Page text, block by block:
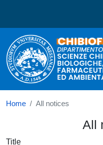
Dipartimento di
Home All notices
All
Title